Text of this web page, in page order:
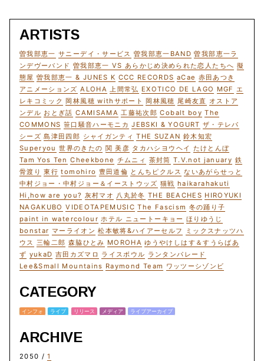
ARTISTS
曽我部恵一 サニーデイ・サービス 曽我部恵一BAND 曽我部恵一ラ
ンデヴーバンド 曽我部恵一 VS あらかじめ決められた恋人たちへ 擬
態屋 曽我部恵一 & JUNES K CCC RECORDS aCae 赤田あつき
アニメーションズ ALOHA 上間常弘 EXOTICO DE LAGO MGF エ
レキコミック 岡林風穂 withサポート 岡林風穂 尾崎友直 オストア
ンデル おとぎ話 CAMISAMA 工藤祐次郎 Cobalt boy The
COMMONS 笹口騒音ハーモニカ JEBSKI & YOGURT ザ・テレパ
シーズ 島津田四郎 シャイガンティ THE SUZAN 鈴木知宏
Superyou 世界のきたの 関 美彦 タカハシヨウヘイ たけとんぼ
Tam Yos Ten Cheekbone チムニィ 茶封筒 T.V.not january 鉄
骨渡り 東行 tomohiro 豊田道倫 とんちピクルス ないあがらせっと
中村ジョー・中村ジョー＆イーストウッズ 猫戦 haikarahakuti
Hi,how are you? 灰村マオ 八丸於冬 THE BEACHES HIROYUKI
NAGAKUBO VIDEOTAPEMUSIC The Fascism 冬の踊り子
paint in watercolour ホテル ニュートーキョー ほりゆうじ
bonstar マーライオン 松本敏将&ハイアーセルフ
ミックスナッツハ
ウス 三輪二郎 森脇ひとみ MOROHA ゆうやけしはす＆すうらばあ
ず yukaD 吉田カズマロ ライスボウル ランタンパレード
Lee&Small Mountains Raymond Team ワッツーシゾンビ
CATEGORY
インフォ ライブ リリース メディア ライブアーカイブ
ARCHIVE
2050 /1